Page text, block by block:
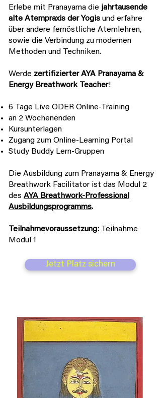
Erlebe mit Pranayama die jahrtausende
alte Atempraxis der Yogis und erfahre
über andere fernöstliche Atemlehren,
sowie die Verbindung zu modernen
Methoden und Techniken.
Werde zertifizierter AYA Pranayama &
Energy Breathwork Teacher!
6 Tage Live ODER Online-Training
an 2 Wochenenden
Kursunterlagen
Zugang zum Online-Learning Portal
Study Buddy Lern-Gruppen
Die Ausbildung zum Pranayama & Energy
Breathwork Facilitator ist das Modul 2
des AYA Breathwork-Professional
Ausbildungsprogramms.
Teilnahmevoraussetzung: Teilnahme
Modul 1
Jetzt Platz sichern